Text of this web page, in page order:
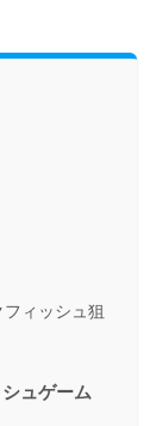
ィッシュ狙
ュゲーム